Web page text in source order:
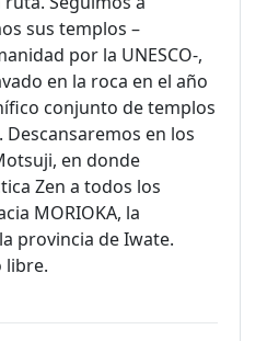
sus templos –
por la UNESCO-,
en la roca en el año
conjunto de templos
en los
en donde
Zen a todos los
MORIOKA, la
provincia de Iwate.
libre.